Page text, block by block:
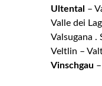
Ultental –
Valle dei
Valsugana .
Veltlin –
Vinschgau